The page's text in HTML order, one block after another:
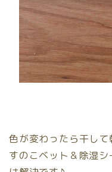
色が変わったら干し
すのこベット＆除湿